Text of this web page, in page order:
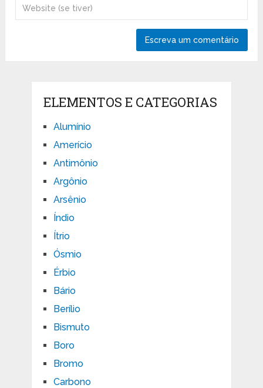
ELEMENTOS E CATEGORIAS
Alumínio
Amerício
Antimônio
Argônio
Arsênio
Índio
Ítrio
Ósmio
Érbio
Bário
Berílio
Bismuto
Boro
Bromo
Carbono